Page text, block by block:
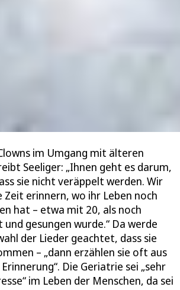
im Umgang mit älteren
Seeliger: „Ihnen geht es darum,
sie nicht veräppelt werden. Wir
Zeit erinnern, wo ihr Leben noch
hat – etwa mit 20, als noch
gesungen wurde.“ Da werde
der Lieder geachtet, dass sie
– „dann erzählen sie oft aus
Die Geriatrie sei „sehr
im Leben der Menschen, da sei